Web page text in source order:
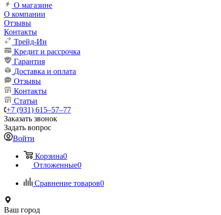
О магазине
О компании
Отзывы
Контакты
Трейд-Ин
Кредит и рассрочка
Гарантия
Доставка и оплата
Отзывы
Контакты
Статьи
+7 (931) 615‒57‒77
Заказать звонок
Задать вопрос
Войти
Корзина0
Отложенные0
Сравнение товаров0
Ваш город